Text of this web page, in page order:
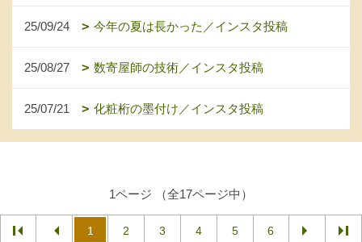
25/09/24 今年の夏は長かった／インスタ投稿
25/08/27 数寄屋師の技術／インスタ投稿
25/07/21 化粧桁の墨付け／インスタ投稿
1ページ （全17ページ中）
1 2 3 4 5 6